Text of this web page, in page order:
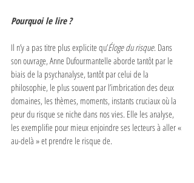
Pourquoi le lire ?
Il n’y a pas titre plus explicite qu’Éloge du risque. Dans
son ouvrage, Anne Dufourmantelle aborde tantôt par le
biais de la psychanalyse, tantôt par celui de la
philosophie, le plus souvent par l’imbrication des deux
domaines, les thèmes, moments, instants cruciaux où la
peur du risque se niche dans nos vies. Elle les analyse,
les exemplifie pour mieux enjoindre ses lecteurs à aller «
au-delà » et prendre le risque de.